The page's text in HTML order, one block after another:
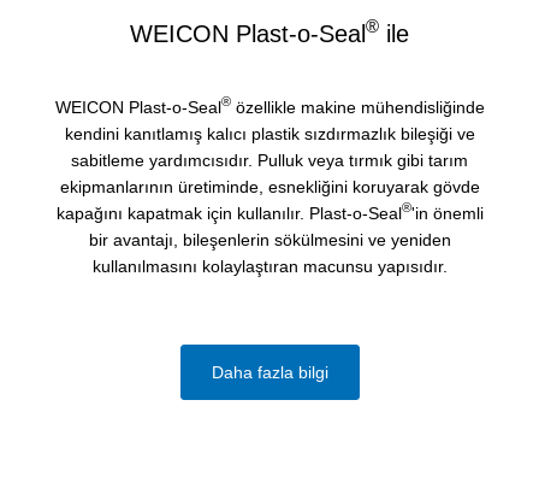
WEICON Plast-o-Seal® ile
WEICON Plast-o-Seal®özellikle makine mühendisliğinde
kendini kanıtlamış kalıcı plastik sızdırmazlık bileşiği ve
sabitleme yardımcısıdır. Pulluk veya tırmık gibi tarım
ekipmanlarının üretiminde, esnekliğini koruyarak gövde
kapağını kapatmak için kullanılır. Plast-o-Seal®'in önemli
bir avantajı, bileşenlerin sökülmesini ve yeniden
kullanılmasını kolaylaştıran macunsu yapısıdır.
Daha fazla bilgi